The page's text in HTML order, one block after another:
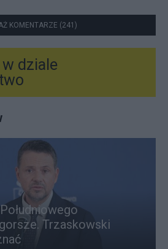
KOMENTARZE (241)
dziale
Trzaskowski